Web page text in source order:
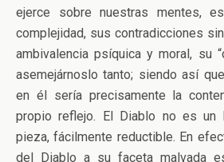
ejerce sobre nuestras mentes,
complejidad, sus contradicciones
ambivalencia psíquica y moral, su
asemejárnoslo tanto; siendo así
en él sería precisamente la
propio reflejo. El Diablo no es un
pieza, fácilmente reductible. En
del Diablo a su faceta malvada